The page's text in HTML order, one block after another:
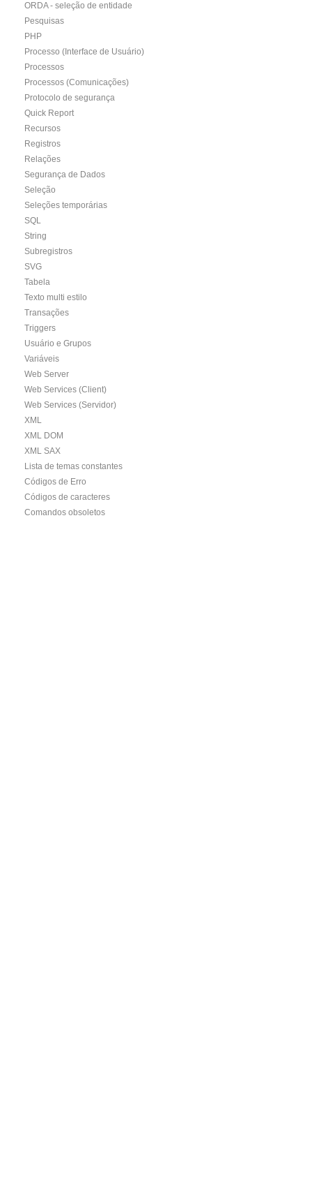
ORDA - seleção de entidade
Pesquisas
PHP
Processo (Interface de Usuário)
Processos
Processos (Comunicações)
Protocolo de segurança
Quick Report
Recursos
Registros
Relações
Segurança de Dados
Seleção
Seleções temporárias
SQL
String
Subregistros
SVG
Tabela
Texto multi estilo
Transações
Triggers
Usuário e Grupos
Variáveis
Web Server
Web Services (Client)
Web Services (Servidor)
XML
XML DOM
XML SAX
Lista de temas constantes
Códigos de Erro
Códigos de caracteres
Comandos obsoletos